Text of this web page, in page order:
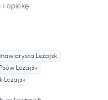
i opiekę.
Leżajsk
Leżajsk
Leżajsk